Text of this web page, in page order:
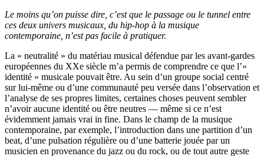
Le moins qu’on puisse dire, c’est que le passage ou le tunnel entre
ces deux univers musicaux, du hip-hop à la musique
contemporaine, n’est pas facile à pratiquer.
La « neutralité » du matériau musical défendue par les avant-gardes
européennes du XXe siècle m’a permis de comprendre ce que l’«
identité » musicale pouvait être. Au sein d’un groupe social centré
sur lui-même ou d’une communauté peu versée dans l’observation et
l’analyse de ses propres limites, certaines choses peuvent sembler
n’avoir aucune identité ou être neutres — même si ce n’est
évidemment jamais vrai in fine. Dans le champ de la musique
contemporaine, par exemple, l’introduction dans une partition d’un
beat, d’une pulsation régulière ou d’une batterie jouée par un
musicien en provenance du jazz ou du rock, ou de tout autre geste